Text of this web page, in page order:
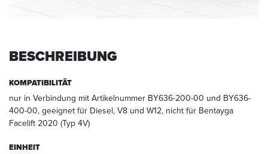
BESCHREIBUNG
KOMPATIBILITÄT
nur in Verbindung mit Artikelnummer BY636-200-00 und BY636-
400-00, geeignet für Diesel, V8 und W12, nicht für Bentayga
Facelift 2020 (Typ 4V)
EINHEIT
können
Einwilligung
jederzeit
die
Zukunft